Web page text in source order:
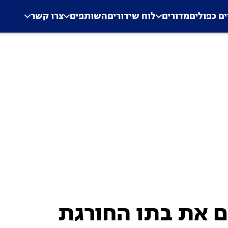
Application error: a
. כפוליםמדורים לוח שידוריםהשותפים צרו קשר
את בתו החורגת